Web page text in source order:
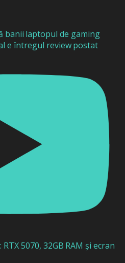
banii laptopul de gaming
e întregul review postat
5070, 32GB RAM și ecran